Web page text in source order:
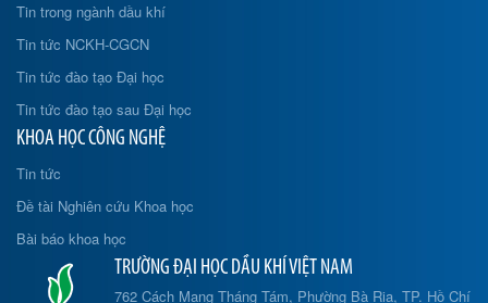
Tin trong ngành dầu khí
Tin tức NCKH-CGCN
Tin tức đào tạo Đại học
Tin tức đào tạo sau Đại học
KHOA HỌC CÔNG NGHỆ
Tin tức
Đề tài Nghiên cứu Khoa học
Bài báo khoa học
TRƯỜNG ĐẠI HỌC DẦU KHÍ VIỆT NAM
762 Cách Mạng Tháng Tám, Phường Bà Rịa, TP. Hồ Chí